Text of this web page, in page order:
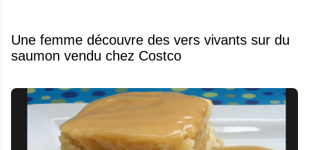
Une femme découvre des vers vivants sur du
saumon vendu chez Costco